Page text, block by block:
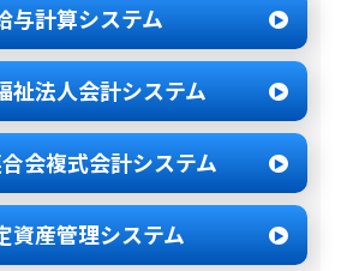
与計算システム
祉法人会計システム
会複式会計システム
資産管理システム